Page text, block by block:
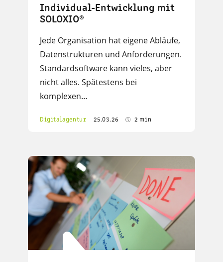
Individual-Entwicklung mit
SOLOXIO®
Jede Organisation hat eigene Abläufe,
Datenstrukturen und Anforderungen.
Standardsoftware kann vieles, aber
nicht alles. Spätestens bei
komplexen…
Digitalagentur 25.03.26 2 min